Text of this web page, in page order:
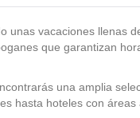
unas vacaciones llenas
que garantizan
una amplia
hasta hoteles con